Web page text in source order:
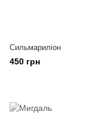
Сильмариліон
450 грн